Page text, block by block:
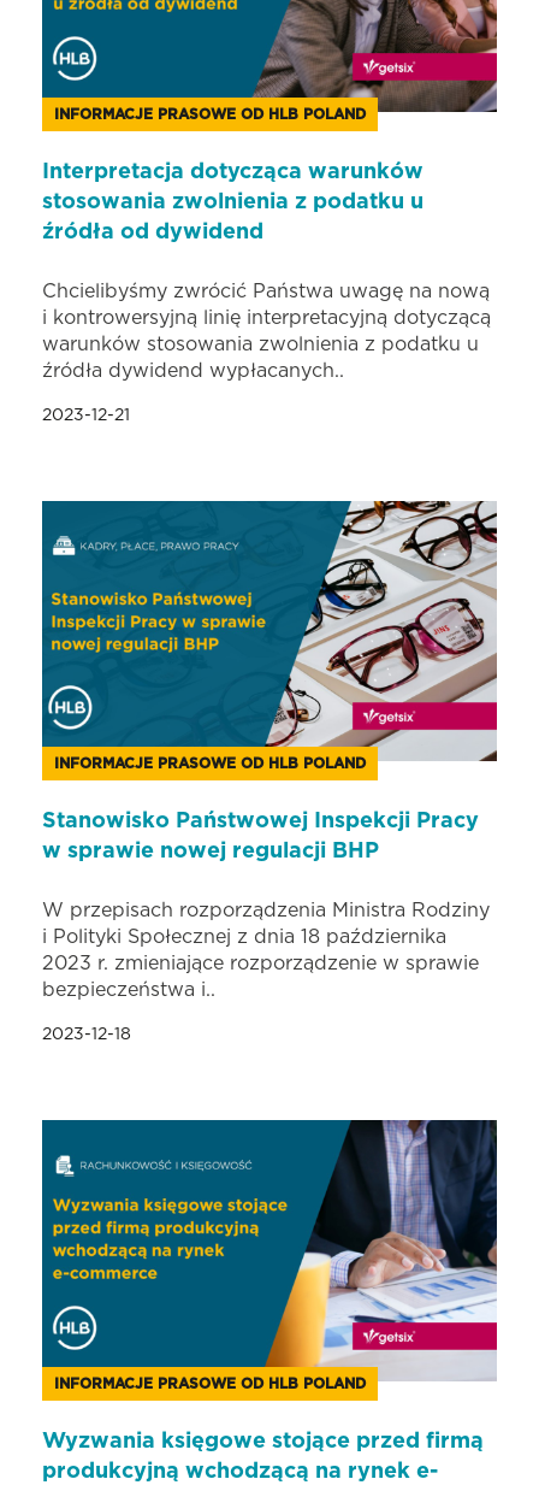
INFORMACJE PRASOWE OD HLB POLAND
Interpretacja dotycząca warunków
stosowania zwolnienia z podatku u
źródła od dywidend
Chcielibyśmy zwrócić Państwa uwagę na nową
i kontrowersyjną linię interpretacyjną dotyczącą
warunków stosowania zwolnienia z podatku u
źródła dywidend wypłacanych..
2023-12-21
INFORMACJE PRASOWE OD HLB POLAND
Stanowisko Państwowej Inspekcji Pracy
w sprawie nowej regulacji BHP
W przepisach rozporządzenia Ministra Rodziny
i Polityki Społecznej z dnia 18 października
2023 r. zmieniające rozporządzenie w sprawie
bezpieczeństwa i..
2023-12-18
INFORMACJE PRASOWE OD HLB POLAND
Wyzwania księgowe stojące przed firmą
produkcyjną wchodzącą na rynek e-